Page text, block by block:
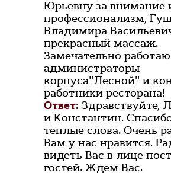
Юрьевну за внимание
профессионализм,
Владимира
прекрасный массаж.
Замечательно
администраторы
корпуса"Лесной" и
работники ресторана!
Ответ: Здравствуйте,
и Константин.
теплые слова. Очень
Вам у нас нравится.
видеть Вас в лице
гостей. Ждем Вас.